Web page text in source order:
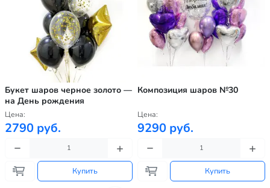
Букет шаров черное золото —
на День рождения
Цена:
2790 руб.
Купить
Композиция шаров №30
Цена:
9290 руб.
Купить